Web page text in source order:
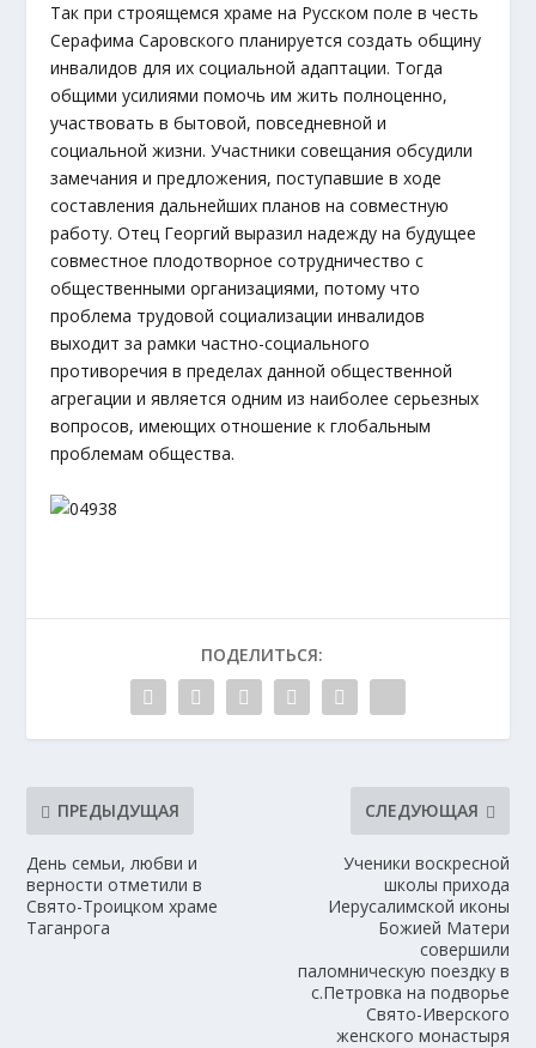
Так при строящемся храме на Русском поле в честь
Серафима Саровского планируется создать общину
инвалидов для их социальной адаптации. Тогда
общими усилиями помочь им жить полноценно,
участвовать в бытовой, повседневной и
социальной жизни. Участники совещания обсудили
замечания и предложения, поступавшие в ходе
составления дальнейших планов на совместную
работу. Отец Георгий выразил надежду на будущее
совместное плодотворное сотрудничество с
общественными организациями, потому что
проблема трудовой социализации инвалидов
выходит за рамки частно-социального
противоречия в пределах данной общественной
агрегации и является одним из наиболее серьезных
вопросов, имеющих отношение к глобальным
проблемам общества.
ПОДЕЛИТЬСЯ:
ПРЕДЫДУЩАЯ
День семьи, любви и
верности отметили в
Свято-Троицком храме
Таганрога
СЛЕДУЮЩАЯ
Ученики воскресной
школы прихода
Иерусалимской иконы
Божией Матери
совершили
паломническую поездку в
с.Петровка на подворье
Свято-Иверского
женского монастыря